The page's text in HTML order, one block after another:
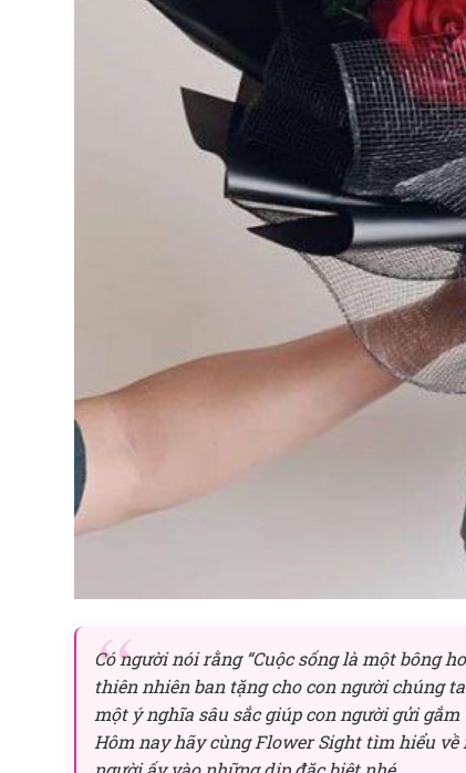
Có người nói rằng “Cuộc sống là một bông
thiên nhiên ban tặng cho con người chúng
một ý nghĩa sâu sắc giúp con người gửi
Hôm nay hãy cùng Flower Sight tìm hiểu về